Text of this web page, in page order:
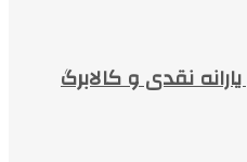
نقدی و کالابرگ